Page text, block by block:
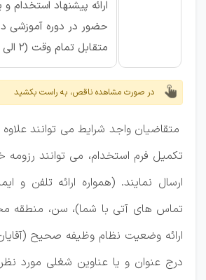
ارائه پیشنهاد استخدام
حضور در دوره آموزشی
متقابل تمام وقت (2 الی 3 هفته)
در صورت مشاهده ناقص، به راست بکشید
متقاضیان واجد شرایط می توانند
تکمیل فرم استخدام، می توانند رزومه
ارسال نمایند. (همواره ارائه تلفن
تماس های آتی با شما)، سن، منطقه
ارائه وضعیت نظام وظیفه صحیح
درج عنوان و یا عناوین شغلی مورد